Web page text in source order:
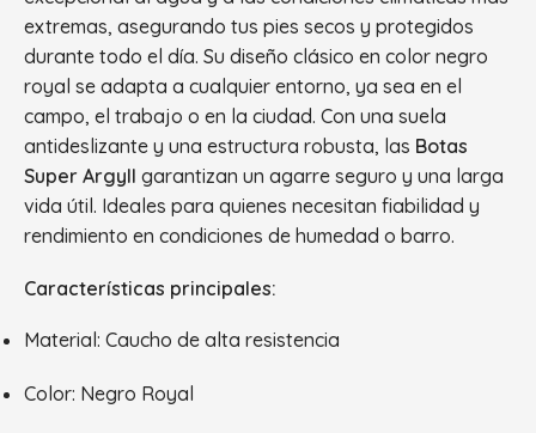
extremas, asegurando tus pies secos y protegidos
durante todo el día. Su diseño clásico en color negro
royal se adapta a cualquier entorno, ya sea en el
campo, el trabajo o en la ciudad. Con una suela
antideslizante y una estructura robusta, las Botas
Super Argyll garantizan un agarre seguro y una larga
vida útil. Ideales para quienes necesitan fiabilidad y
rendimiento en condiciones de humedad o barro.
Características principales:
Material: Caucho de alta resistencia
Color: Negro Royal